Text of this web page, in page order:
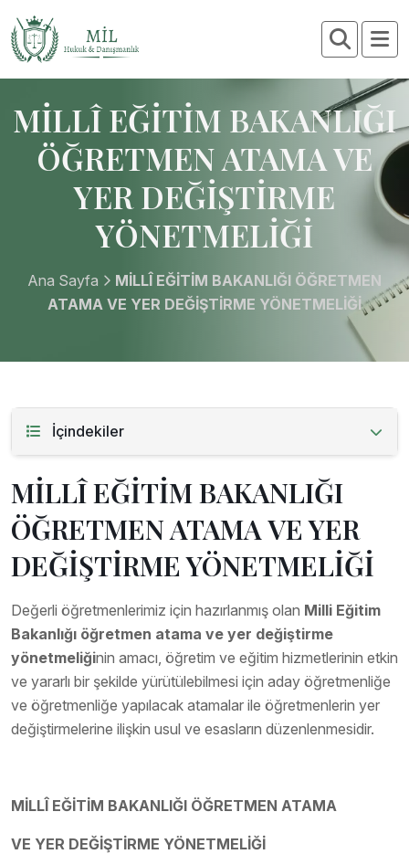
MİLLÎ EĞİTİM BAKANLIĞI
ÖĞRETMEN ATAMA VE
YER DEĞİŞTİRME
YÖNETMELİĞİ
Ana Sayfa
MİLLÎ EĞİTİM BAKANLIĞI ÖĞRETMEN
ATAMA VE YER DEĞİŞTİRME YÖNETMELİĞİ
İçindekiler
MİLLÎ EĞİTİM BAKANLIĞI
ÖĞRETMEN ATAMA VE YER
DEĞİŞTİRME YÖNETMELİĞİ
Değerli öğretmenlerimiz için hazırlanmış olan Milli Eğitim
Bakanlığı öğretmen atama ve yer değiştirme
yönetmeliğinin amacı, öğretim ve eğitim hizmetlerinin etkin
ve yararlı bir şekilde yürütülebilmesi için aday öğretmenliğe
ve öğretmenliğe yapılacak atamalar ile öğretmenlerin yer
değiştirmelerine ilişkin usul ve esasların düzenlenmesidir.
MİLLÎ EĞİTİM BAKANLIĞI ÖĞRETMEN ATAMA
VE YER DEĞİŞTİRME YÖNETMELİĞİ